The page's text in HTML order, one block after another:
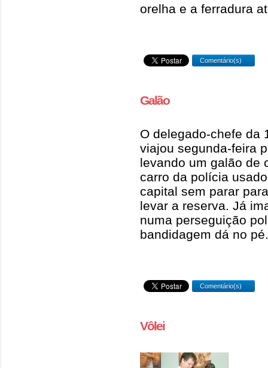
orelha e a ferradura
Comentário(s)
Galão
O delegado-chefe da
viajou segunda-feira
levando um galão de
carro da polícia
capital sem parar
levar a reserva. Já
numa perseguição
bandidagem dá no
Comentário(s)
Vôlei